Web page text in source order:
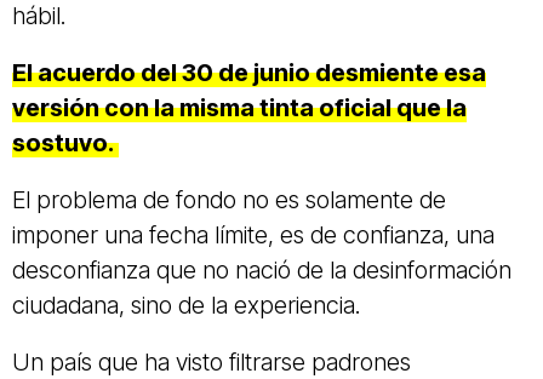
hábil.
El acuerdo del 30 de junio desmiente esa
versión con la misma tinta oficial que la
sostuvo.
El problema de fondo no es solamente de
imponer una fecha límite, es de confianza, una
desconfianza que no nació de la desinformación
ciudadana, sino de la experiencia.
Un país que ha visto filtrarse padrones